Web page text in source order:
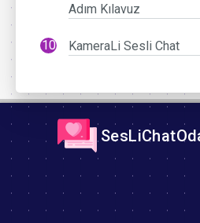
Adım Kılavuz
KameraLi Sesli Chat